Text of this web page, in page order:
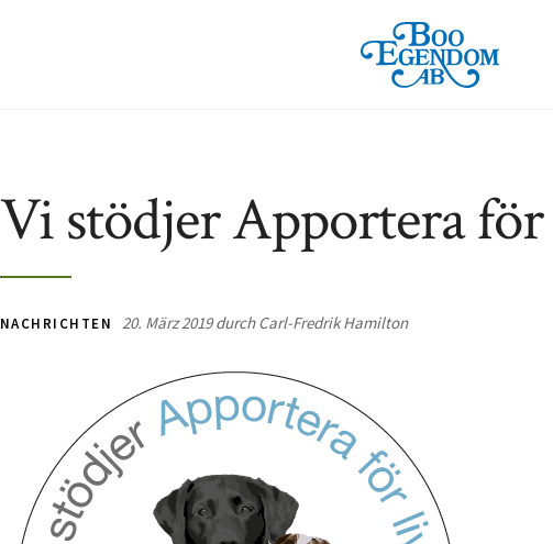
Vi stödjer Apportera
NACHRICHTEN 20. März 2019 durch Carl-Fredrik Hamilton